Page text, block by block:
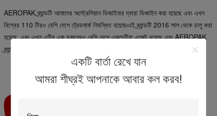
একটি বার্তা রেখে যান
আমরা শীঘ্রই আপনাকে আবার কল করব!
AEROPAK ব্র্যান্ডটি আমাদের অস্ট্রেলিয়ান ডিজাইনার দ্বারা ডিজাইন করা হয়েছে এবং এখন
বিশ্বের 110 টিরও বেশি দেশে ট্রেডমার্ক নিবন্ধিত হয়েছে৷এই ব্র্যান্ডটি 2016 সাল থেকে চালু করা
হয়েছে, এবং এখন এটির এক ডজনেরও বেশি দেশে একচেটিয়া এজেন্ট রয়েছে এবং AEROPAK
ব্র্যান্ডটি বিশ্বের কিছু বড় পেশাদার সুপারমার্কেট চেইনে বিক্রি হয়।